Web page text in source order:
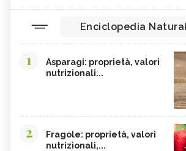
Enciclopedia
1
Asparagi: proprietà, valori
nutrizionali...
2
Fragole: proprietà, valori
nutrizionali,...